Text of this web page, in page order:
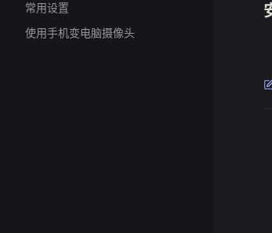
常用设置
使用手机变电脑摄像头